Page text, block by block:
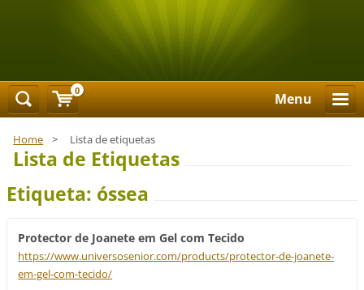
Menu
Home > Lista de etiquetas
Lista de Etiquetas
Etiqueta: óssea
Protector de Joanete em Gel com Tecido
https://www.universosenior.com/products/protector-de-joanete-
em-gel-com-tecido/
0